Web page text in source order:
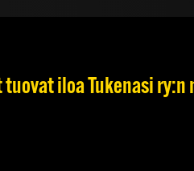
iloa Tukenasi